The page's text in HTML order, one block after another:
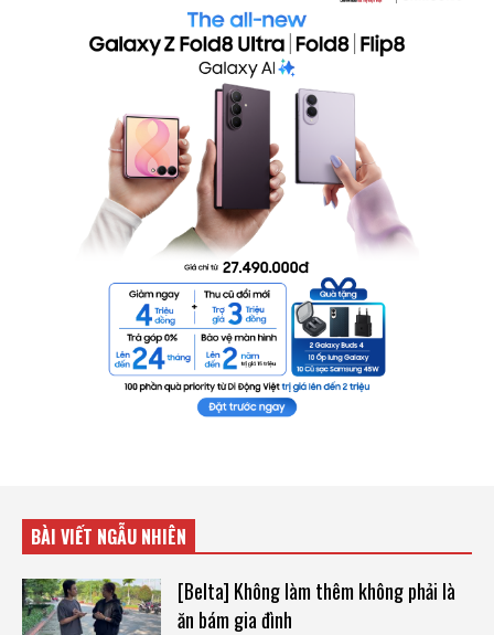
BÀI VIẾT NGẪU NHIÊN
[Belta] Không làm thêm không phải là
ăn bám gia đình